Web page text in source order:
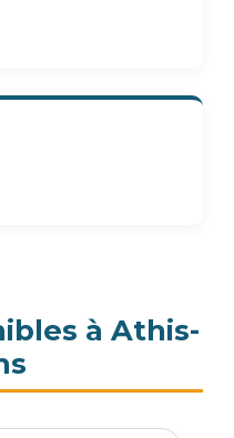
à Athis-